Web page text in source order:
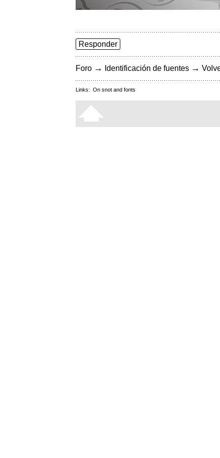
Responder
Foro → Identificación de fuentes →
Links: On snot and fonts